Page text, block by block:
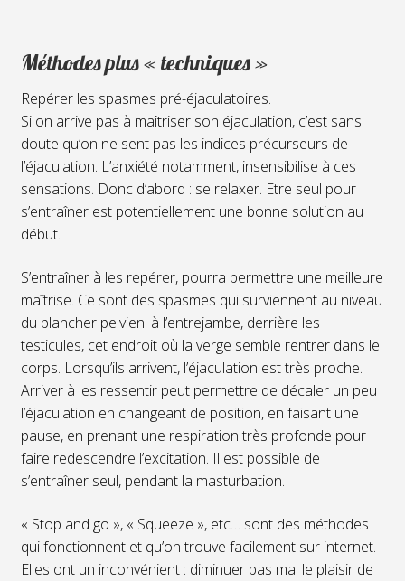
Méthodes plus « techniques »
Repérer les spasmes pré-éjaculatoires.
Si on arrive pas à maîtriser son éjaculation, c’est sans
doute qu’on ne sent pas les indices précurseurs de
l’éjaculation. L’anxiété notamment, insensibilise à ces
sensations. Donc d’abord : se relaxer. Etre seul pour
s’entraîner est potentiellement une bonne solution au
début.
S’entraîner à les repérer, pourra permettre une meilleure
maîtrise. Ce sont des spasmes qui surviennent au niveau
du plancher pelvien: à l’entrejambe, derrière les
testicules, cet endroit où la verge semble rentrer dans le
corps. Lorsqu’ils arrivent, l’éjaculation est très proche.
Arriver à les ressentir peut permettre de décaler un peu
l’éjaculation en changeant de position, en faisant une
pause, en prenant une respiration très profonde pour
faire redescendre l’excitation. Il est possible de
s’entraîner seul, pendant la masturbation.
« Stop and go », « Squeeze », etc… sont des méthodes
qui fonctionnent et qu’on trouve facilement sur internet.
Elles ont un inconvénient : diminuer pas mal le plaisir de